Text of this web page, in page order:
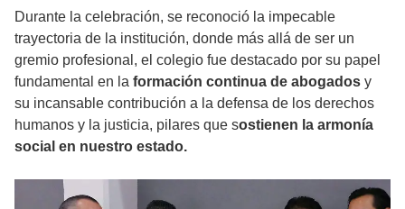
Durante la celebración, se reconoció la impecable
trayectoria de la institución, donde más allá de ser un
gremio profesional, el colegio fue destacado por su papel
fundamental en la formación continua de abogados y
su incansable contribución a la defensa de los derechos
humanos y la justicia, pilares que sostienen la armonía
social en nuestro estado.